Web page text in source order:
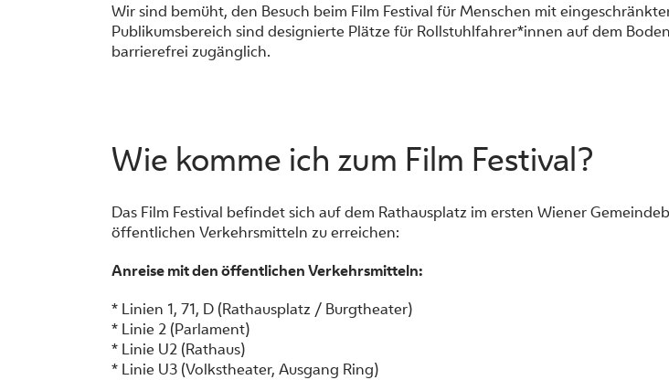
Wir sind bemüht, den Besuch beim Film Festival für Menschen mit
Publikumsbereich sind designierte Plätze für Rollstuhlfahrer*innen auf dem
barrierefrei zugänglich.
Wie komme ich zum Film Festival?
Das Film Festival befindet sich auf dem Rathausplatz im ersten Wiener
öffentlichen Verkehrsmitteln zu erreichen:
Anreise mit den öffentlichen Verkehrsmitteln:
* Linien 1, 71, D (Rathausplatz / Burgtheater)
* Linie 2 (Parlament)
* Linie U2 (Rathaus)
* Linie U3 (Volkstheater, Ausgang Ring)